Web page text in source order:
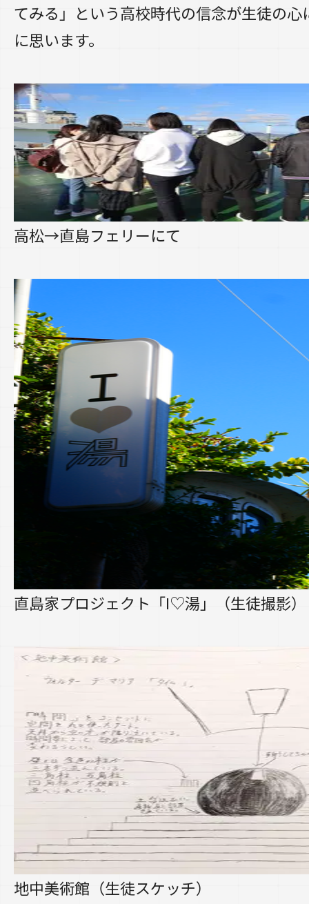
てみる」という高校時代の信念が生徒の
に思います。
高松→直島フェリーにて
直島家プロジェクト「I♡湯」（生徒撮影）
地中美術館（生徒スケッチ）